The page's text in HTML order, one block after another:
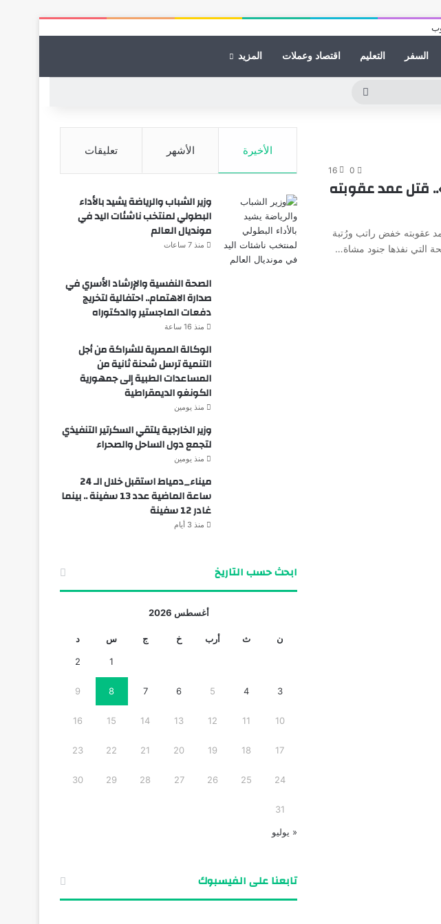
السفر التعليم اقتصاد وعملات المزيد
0
16
قتل عمد عقوبته
عقوبته خفض راتب ورُتبة
الأخيرة الأشهر تعليقات
وزير الشباب والرياضة يشيد بالأداء
البطولي لمنتخب ناشئات اليد في
مونديال العالم
منذ 7 ساعات
الصحة النفسية والإرشاد الأسري في
صدارة الاهتمام.. احتفالية لتخريج
دفعات الماجستير والدكتوراه
منذ 16 ساعة
الوكالة المصرية للشراكة من أجل
التنمية ترسل شحنة ثانية من
المساعدات الطبية إلى جمهورية
الكونغو الديمقراطية
منذ يومين
وزير الخارجية يلتقي السكرتير التنفيذي
لتجمع دول الساحل والصحراء
منذ يومين
ميناء_دمياط استقبل خلال الـ 24
ساعة الماضية عدد 13 سفينة .. بينما
غادر 12 سفينة
منذ 3 أيام
ابحث حسب التاريخ
أغسطس 2026
ن ث أرب خ ج س د
1
2
3
4
5
6
7
8
9
10
11
12
13
14
15
16
17
18
19
20
21
22
23
24
25
26
27
28
29
30
31
« يوليو
تابعنا على الفيسبوك